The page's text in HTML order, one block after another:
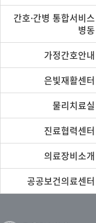
간호·간병 통합서비스
병동
가정간호안내
은빛재활센터
물리치료실
진료협력센터
의료장비소개
공공보건의료센터